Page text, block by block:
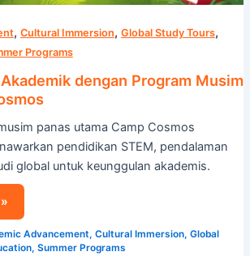
, Cultural Immersion, Global Study Tours,
Programs
dengan Program Musim
panas utama Camp Cosmos
pendidikan STEM, pendalaman
global untuk keunggulan akademis.
Advancement, Cultural Immersion, Global
, Summer Programs